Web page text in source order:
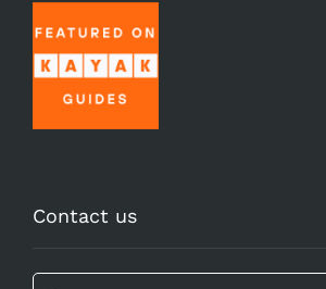
Contact us